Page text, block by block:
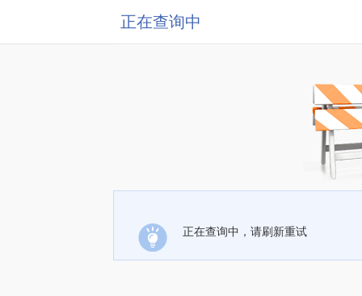
正在查询中
正在查询中，请刷新重试